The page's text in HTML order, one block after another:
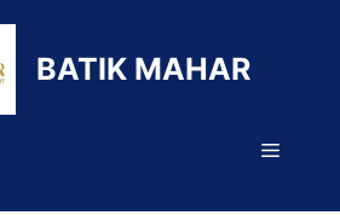
BATIK MAHAR
Menu